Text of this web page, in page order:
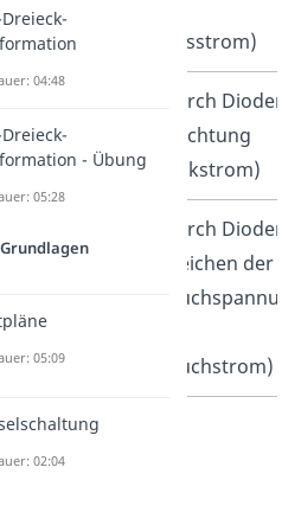
Diffusionsstrom)
Strom durch Dioden
in Sperrrichtung
(auch Leckstrom)
Strom durch Dioden
nach Erreichen der
Durchbruchstrom)
04:48
- Übung
05:28
05:09
02:04